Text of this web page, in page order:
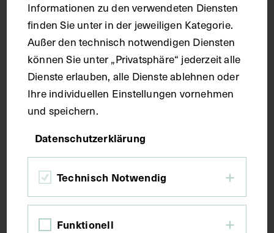
Maße
Bildmaß 40,4 x 31,6 cm
Kurzbeschreibung
Eröffneter Bauchraum, Dünn- und Dickdarm bis auf
den Zwölffingerdarm (Duodenum) sind entfernt und
die Leber ist nach oben geklappt. Die relevante
Hauptarterie für die Oberbauchorgane, der Truncus
coeliacus, und ihre Äste sind dargestellt.
Informationen zu den verwendeten Diensten
finden Sie unter in der jeweiligen Kategorie.
Außer den technisch notwendigen Diensten
können Sie unter „Privatsphäre“ jederzeit alle
Dienste erlauben, alle Dienste ablehnen oder
Ihre individuellen Einstellungen vornehmen
und speichern.
Datenschutzerklärung
Technisch Notwendig
Funktionell